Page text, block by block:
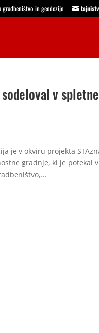
gradbeništvo in geodezijo
v
je v okviru projekta
gradnje, ki je potekal